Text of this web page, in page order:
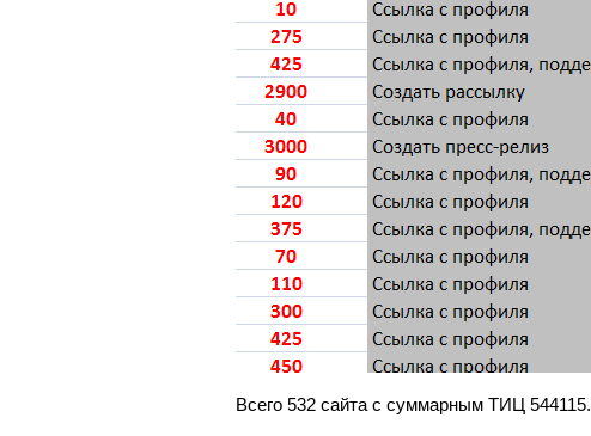
Всего 532 сайта с суммарным ТИЦ 544115.